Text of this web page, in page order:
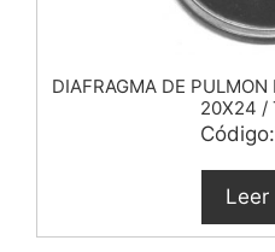
DIAFRAGMA DE PULMON
20X24 /
Leer